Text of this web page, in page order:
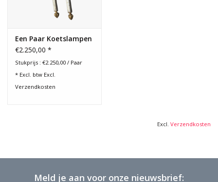
Een Paar Koetslampen
€2.250,00 *
Stukprijs : €2.250,00 / Paar
* Excl. btw Excl.
Verzendkosten
Excl. Verzendkosten
Meld je aan voor onze nieuwsbrief: